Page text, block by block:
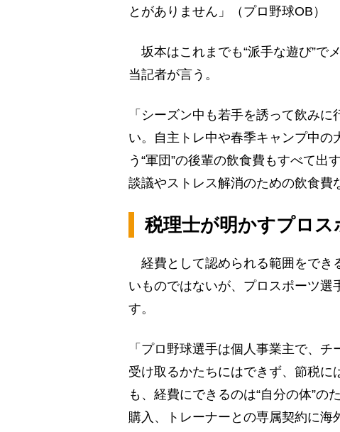
とがありません」（プロ野球OB）
坂本はこれまでも“派手な遊び”で
当記者が言う。
「シーズン中も若手を誘って飲み
い。自主トレ中や春季キャンプ中
う“軍団”の後輩の飲食費もすべて
談議やストレス解消のための飲食費
税理士が明かすプロス
経費として認められる範囲をでき
いものではないが、プロスポーツ
す。
「プロ野球選手は個人事業主で、
受け取るかたちにはできず、節税に
も、経費にできるのは“自分の体”
購入、トレーナーとの専属契約に